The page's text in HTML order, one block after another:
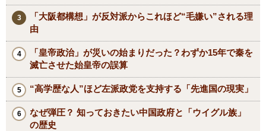
「大阪都構想」が反対派からこれほど“毛嫌い”される理
由
「皇帝政治」が災いの始まりだった？わずか15年で秦を
滅亡させた始皇帝の誤算
“高学歴な人”ほど左派政党を支持する「先進国の現実」
なぜ弾圧？ 知っておきたい中国政府と「ウイグル族」
の歴史